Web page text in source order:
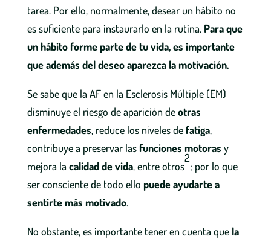
tarea. Por ello, normalmente, desear un hábito no
es suficiente para instaurarlo en la rutina. Para que
un hábito forme parte de tu vida, es importante
que además del deseo aparezca la motivación.
Se sabe que la AF en la Esclerosis Múltiple (EM)
disminuye el riesgo de aparición deotras
enfermedades, reduce los niveles de fatiga,
contribuye a preservar las funciones motoras y
mejora la calidad de vida, entre otros
2
; por lo que
ser consciente de todo ello puede ayudarte a
sentirte más motivado.
No obstante, es importante tener en cuenta que la